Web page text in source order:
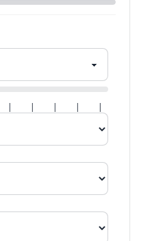
| | | | |